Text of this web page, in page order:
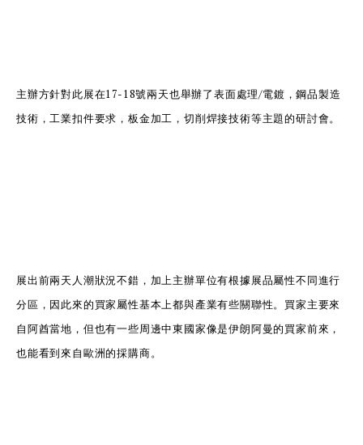
主辦方針對此展在17-18號兩天也舉辦了表面處理/電鍍，鋼品製造
技術，工業扣件要求，板金加工，切削焊接技術等主題的研討會。
展出前兩天人潮狀況不錯，加上主辦單位有根據展品屬性不同進行
分區，因此來的買家屬性基本上都與產業有些關聯性。買家主要來
自阿酋當地，但也有一些周邊中東國家像是伊朗阿曼的買家前來，
也能看到來自歐洲的採購商。